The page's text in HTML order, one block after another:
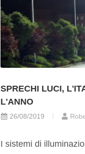
SPRECHI LUCI,
L'ANNO
26/08/2019
I sistemi di